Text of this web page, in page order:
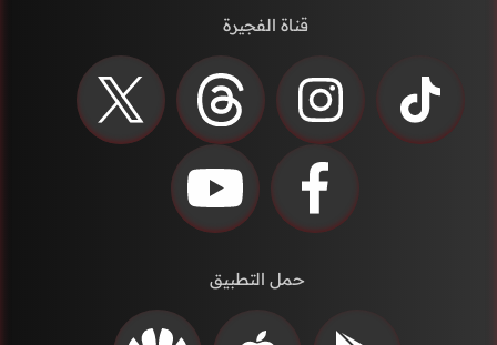
قناة الفجيرة
حمل التطبيق